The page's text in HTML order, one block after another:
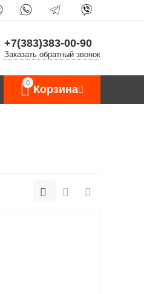
+7(383)383-00-90
Заказать обратный звонок
0
Корзина